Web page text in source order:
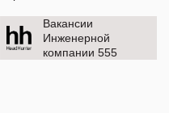
Вакансии
Инженерной
компании 555